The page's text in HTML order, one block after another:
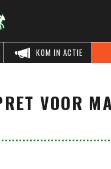
KOM IN ACTIE
VOOR